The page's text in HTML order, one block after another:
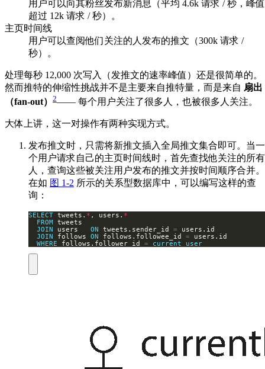
用户可以向其粉丝发布新消息（平均 4.6k 请求 / 秒，峰值
超过 12k 请求 / 秒）。
主页时间线
用户可以查阅他们关注的人发布的推文（300k 请求 /
秒）。
处理每秒 12,000 次写入（发推文的速率峰值）还是很简单的。
然而推特的伸缩性挑战并不是主要来自推特量，而是来自 扇出
（fan-out） 2—— 每个用户关注了很多人，也被很多人关注。
大体上讲，这一对操作有两种实现方式。
发布推文时，只需将新推文插入全局推文集合即可。当一
个用户请求自己的主页时间线时，首先查找他关注的所有
人，查询这些被关注用户发布的推文并按时间顺序合并。
在如 图 1-2 所示的关系型数据库中，可以编写这样的查
询：
SELECT tweets. * , users. *
FROM
JOIN users ON tweets.sender_id =
JOIN follows ON follows.followee_id =
WHERE follows.follower_id = current_user